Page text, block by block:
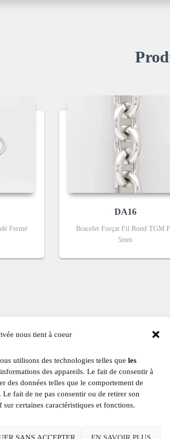
nous tient à coeur
utilisons des technologies telles que les
des appareils. Le fait de consentir à
des données telles que le comportement de
fait de ne pas consentir ou de retirer son
certaines caractéristiques et fonctions.
SANS ACCEPTER EN SAVOIR PLUS
Fermé
DA16
Bracelet Forçat Fil Rond TGM
5mm